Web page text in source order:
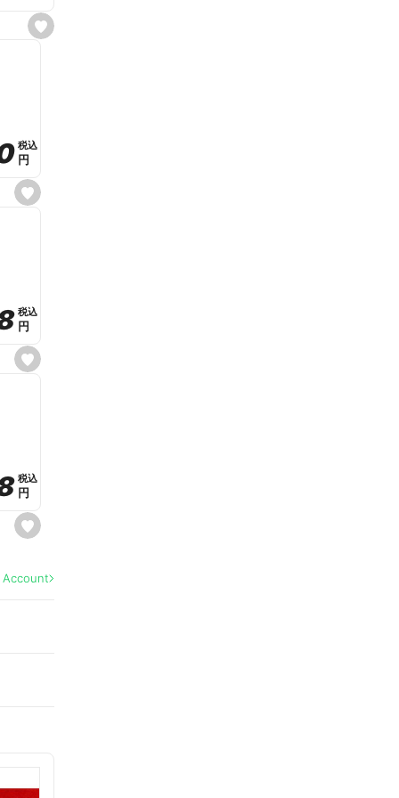
s
e
s
e
e
税込
税込
円
円
s
e
e
税込
税込
円
円
s
e
a
税込
税込
円
円